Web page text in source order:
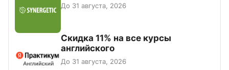
До 31 августа, 2026
Скидка 11% на все курсы
английского
До 31 августа, 2026